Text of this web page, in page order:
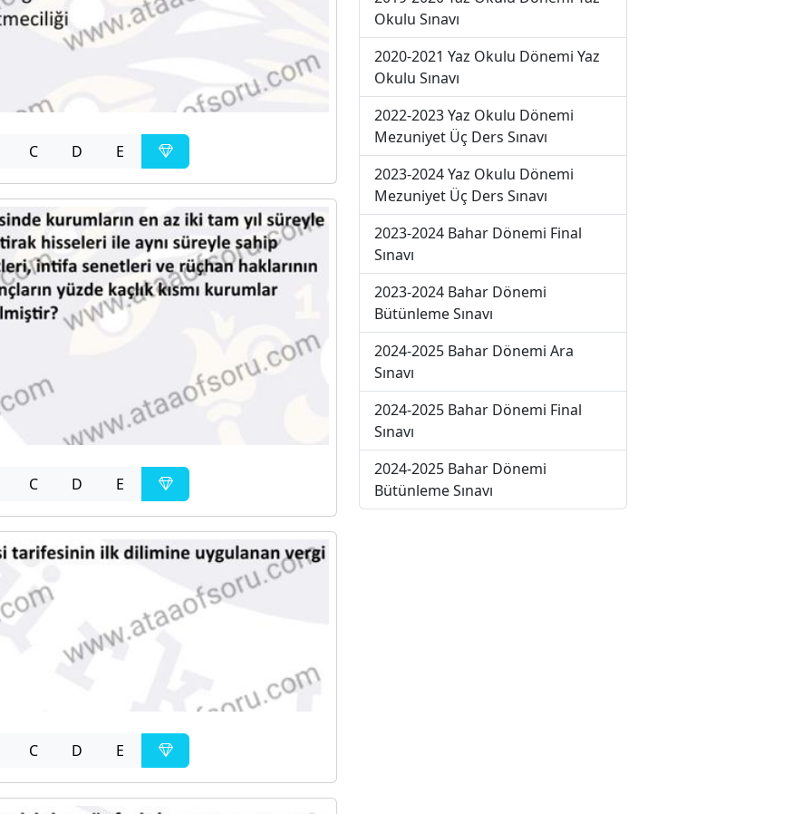
C D E
C D E
C D E
Okulu Sınavı
2020-2021 Yaz Okulu Dönemi Yaz
Okulu Sınavı
2022-2023 Yaz Okulu Dönemi
Mezuniyet Üç Ders Sınavı
2023-2024 Yaz Okulu Dönemi
Mezuniyet Üç Ders Sınavı
2023-2024 Bahar Dönemi Final
Sınavı
2023-2024 Bahar Dönemi
Bütünleme Sınavı
2024-2025 Bahar Dönemi Ara
Sınavı
2024-2025 Bahar Dönemi Final
Sınavı
2024-2025 Bahar Dönemi
Bütünleme Sınavı